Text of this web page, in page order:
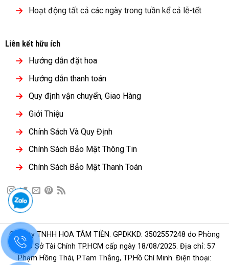
Hoạt động tất cả các ngày trong tuần kể cả lễ-tết
Liên kết hữu ích
Hướng dẫn đặt hoa
Hướng dẫn thanh toán
Quy định vận chuyển, Giao Hàng
Giới Thiệu
Chính Sách Và Quy Định
Chính Sách Bảo Mật Thông Tin
Chính Sách Bảo Mật Thanh Toán
Công ty TNHH HOA TÂM TIỀN. GPDKKD: 3502557248 do Phòng
ĐKKD Sở Tài Chính TP.HCM cấp ngày 18/08/2025. Địa chỉ: 57
Phạm Hồng Thái, P.Tam Thắng, TP.Hồ Chí Minh. Điện thoại: